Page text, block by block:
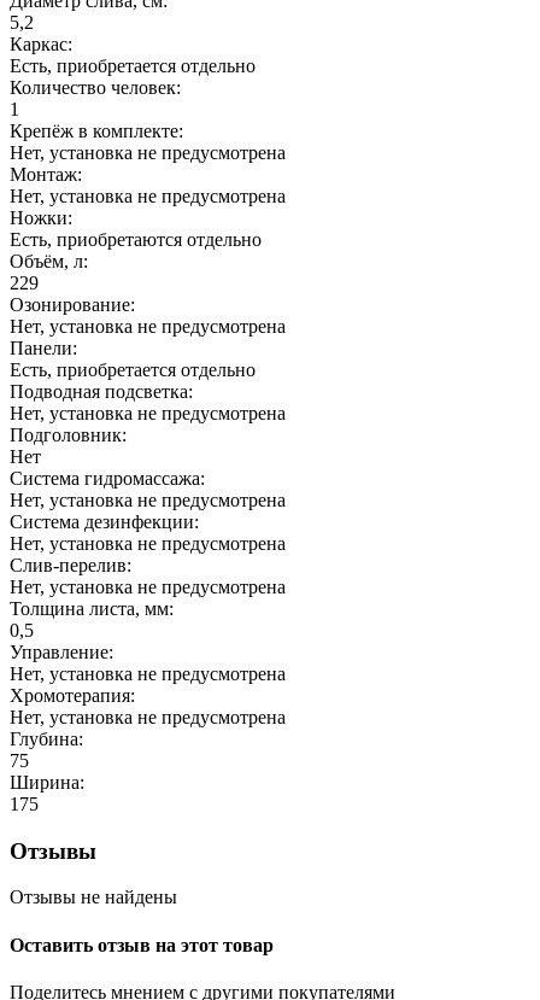
5,2
Каркас:
Есть, приобретается отдельно
Количество человек:
1
Крепёж в комплекте:
Нет, установка не предусмотрена
Монтаж:
Нет, установка не предусмотрена
Ножки:
Есть, приобретаются отдельно
Объём, л:
229
Озонирование:
Нет, установка не предусмотрена
Панели:
Есть, приобретается отдельно
Подводная подсветка:
Нет, установка не предусмотрена
Подголовник:
Нет
Система гидромассажа:
Нет, установка не предусмотрена
Система дезинфекции:
Нет, установка не предусмотрена
Слив-перелив:
Нет, установка не предусмотрена
Толщина листа, мм:
0,5
Управление:
Нет, установка не предусмотрена
Хромотерапия:
Нет, установка не предусмотрена
Глубина:
75
Ширина:
175
Отзывы
Отзывы не найдены
Оставить отзыв на этот товар
Поделитесь мнением с другими покупателями